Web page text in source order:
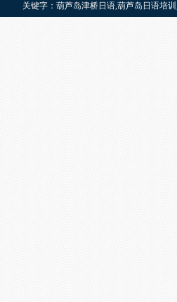
关键字：葫芦岛津桥日语,葫芦岛日语培